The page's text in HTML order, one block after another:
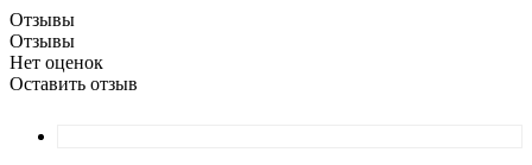
Отзывы
Отзывы
Нет оценок
Оставить отзыв